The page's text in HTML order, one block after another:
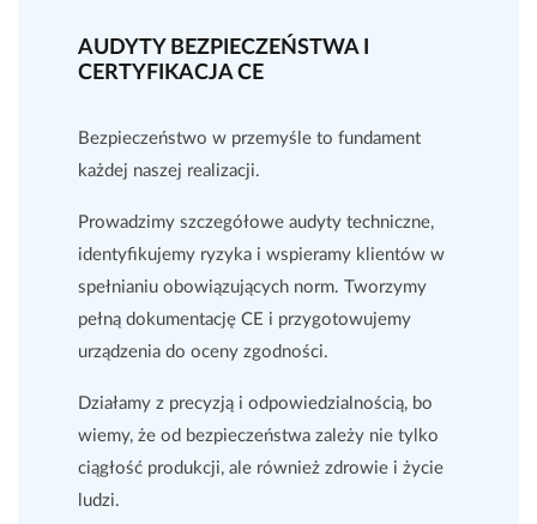
AUDYTY BEZPIECZEŃSTWA I
CERTYFIKACJA CE
Bezpieczeństwo w przemyśle to fundament
każdej naszej realizacji.
Prowadzimy szczegółowe audyty techniczne,
identyfikujemy ryzyka i wspieramy klientów w
spełnianiu obowiązujących norm. Tworzymy
pełną dokumentację CE i przygotowujemy
urządzenia do oceny zgodności.
Działamy z precyzją i odpowiedzialnością, bo
wiemy, że od bezpieczeństwa zależy nie tylko
ciągłość produkcji, ale również zdrowie i życie
ludzi.